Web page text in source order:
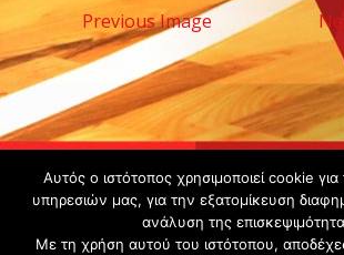
Previous Image
Copyright ©
2020 -
Αυτός ο ιστότοπος χρησιμοποιεί cookie
υπηρεσιών μας, για την εξατομίκευση
ανάλυση της
Με τη χρήση αυτού του ιστότοπου,